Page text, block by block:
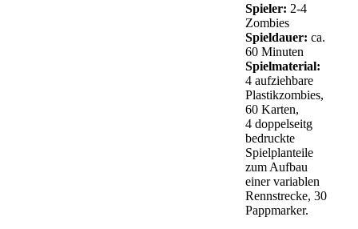
Spieler: 2-4
Zombies
Spieldauer: ca.
60 Minuten
Spielmaterial:
4 aufziehbare
Plastikzombies,
60 Karten,
4 doppelseitg
bedruckte
Spielplanteile
zum Aufbau
einer variablen
Rennstrecke, 30
Pappmarker.